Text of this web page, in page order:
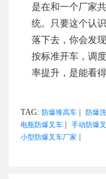
是在和一个厂家
统。只要这个认
落下去，你会发
按标准开车，调
率提升，是能看
TAG: 防爆堆高车 | 防爆
电瓶防爆叉车 | 手动防爆
小型防爆叉车厂家 |